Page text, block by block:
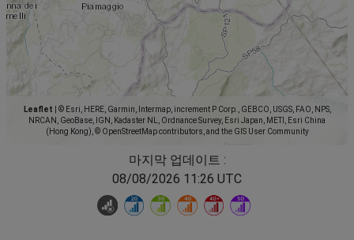
Leaflet
© Esri, HERE, Garmin, Intermap, increment P Corp., GEBCO, USGS, FAO, NPS,
NRCAN, GeoBase, IGN, Kadaster NL, Ordnance Survey, Esri Japan, METI, Esri China
(Hong Kong), © OpenStreetMap contributors, and the GIS User Community
마지막 업데이트 :
08/08/2026 11:26 UTC